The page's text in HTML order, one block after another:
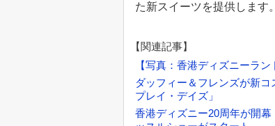
た新スイーツを提供します。
【関連記事】
【写真：香港ディズニーラ
ダッフィー＆フレンズが新
プレイ・デイズ」
香港ディズニー20周年が開